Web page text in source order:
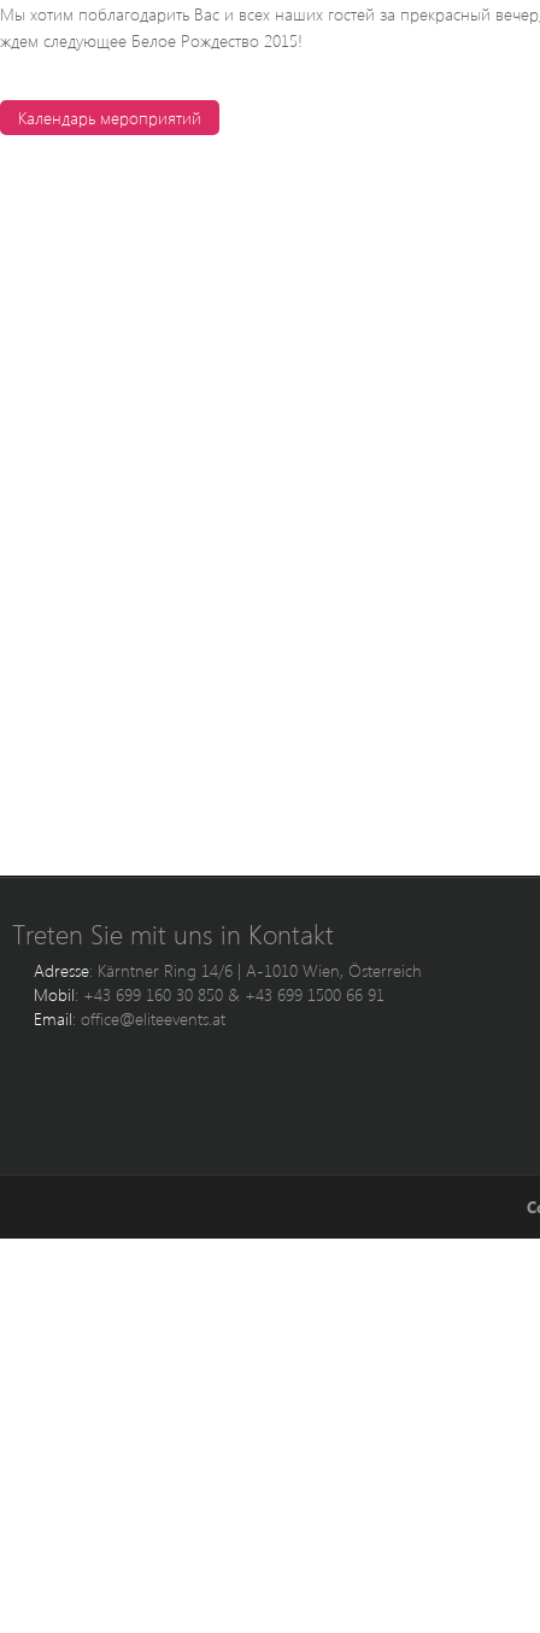
Мы хотим поблагодарить Вас и всех наших гостей за прекрасный
ждем следующее Белое Рождество 2015!
Календарь мероприятий
Treten Sie mit uns in Kontakt
Adresse: Kärntner Ring 14/6 | A-1010 Wien, Österreich
Mobil: +43 699 160 30 850 & +43 699 1500 66 91
Email: office@eliteevents.at